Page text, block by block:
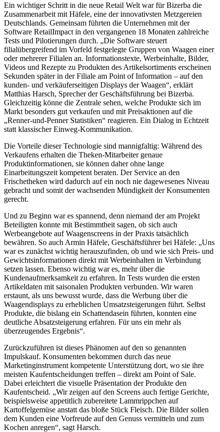
Ein wichtiger Schritt in die neue Retail Welt war für Bizerba die
Zusammenarbeit mit Häfele, eine der innovativsten Metzgereien
Deutschlands. Gemeinsam führten die Unternehmen mit der
Software RetailImpact in den vergangenen 18 Monaten zahlreiche
Tests und Pilotierungen durch. „Die Software steuert
filialübergreifend im Vorfeld festgelegte Gruppen von Waagen einer
oder mehrerer Filialen an. Informationstexte, Werbeinhalte, Bilder,
Videos und Rezepte zu Produkten des Artikelsortiments erscheinen
Sekunden später in der Filiale am Point of Information – auf den
kunden- und verkäuferseitigen Displays der Waagen“, erklärt
Matthias Harsch, Sprecher der Geschäftsführung bei Bizerba.
Gleichzeitig könne die Zentrale sehen, welche Produkte sich im
Markt besonders gut verkaufen und mit Preisaktionen auf die
„Renner-und-Penner Statistiken“ reagieren. Ein Dialog in Echtzeit
statt klassischer Einweg-Kommunikation.
Die Vorteile dieser Technologie sind mannigfaltig: Während des
Verkaufens erhalten die Theken-Mitarbeiter genaue
Produktinformationen, sie können daher ohne lange
Einarbeitungszeit kompetent beraten. Der Service an den
Frischetheken wird dadurch auf ein noch nie dagewesenes Niveau
gebracht und somit der wachsenden Mündigkeit der Konsumenten
gerecht.
Und zu Beginn war es spannend, denn niemand der am Projekt
Beteiligten konnte mit Bestimmtheit sagen, ob sich auch
Werbeangebote auf Waagenscreens in der Praxis tatsächlich
bewähren. So auch Armin Häfele, Geschäftsführer bei Häfele: „Uns
war es zunächst wichtig herauszufinden, ob und wie sich Preis- und
Gewichtsinformationen direkt mit Werbeinhalten in Verbindung
setzen lassen. Ebenso wichtig war es, mehr über die
Kundenaufmerksamkeit zu erfahren. In Tests wurden die ersten
Artikeldaten mit saisonalen Produkten verbunden. Wir waren
erstaunt, als uns bewusst wurde, dass die Werbung über die
Waagendisplays zu erheblichen Umsatzsteigerungen führt. Selbst
Produkte, die bislang ein Schattendasein führten, konnten eine
deutliche Absatzsteigerung erfahren. Für uns ein mehr als
überzeugendes Ergebnis“.
Zurückzuführen ist dieses Phänomen auf den so genannten
Impulskauf. Konsumenten bekommen durch das neue
Marketinginstrument kompetente Unterstützung dort, wo sie ihre
meisten Kaufentscheidungen treffen – direkt am Point of Sale.
Dabei erleichtert die visuelle Präsentation der Produkte den
Kaufentscheid. „Wir zeigen auf den Screens auch fertige Gerichte,
beispielsweise appetitlich zubereitete Lammrippchen auf
Kartoffelgemüse anstatt das bloße Stück Fleisch. Die Bilder sollen
dem Kunden eine Vorfreude auf den Genuss vermitteln und zum
Kochen anregen“, sagt Harsch.